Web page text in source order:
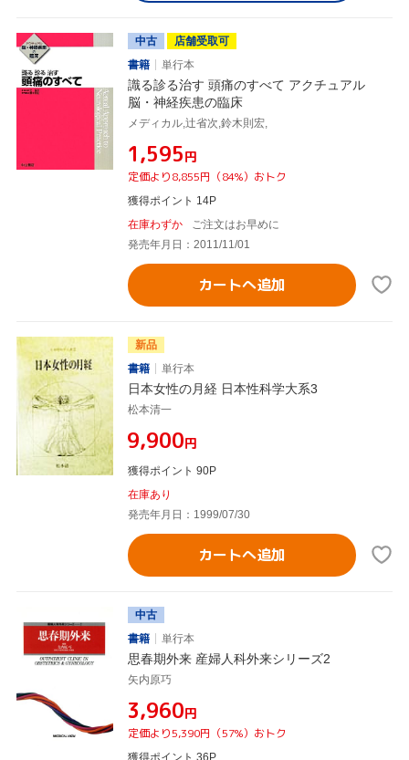
中古
店舗受取可
書籍
単行本
識る診る治す 頭痛のすべて アクチュアル
脳・神経疾患の臨床
メディカル,辻省次,鈴木則宏,
¥1,595円
定価より8,855円（84%）おトク
獲得ポイント 14P
在庫わずか
ご注文はお早めに
発売年月日：2011/11/01
カートへ追加
新品
書籍
単行本
日本女性の月経 日本性科学大系3
松本清一
¥9,900円
獲得ポイント 90P
在庫あり
発売年月日：1999/07/30
カートへ追加
中古
書籍
単行本
思春期外来 産婦人科外来シリーズ2
矢内原巧
¥3,960円
定価より5,390円（57%）おトク
獲得ポイント 36P